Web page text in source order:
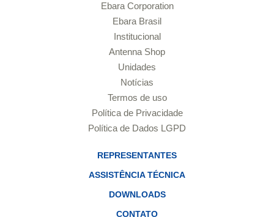
Ebara Corporation
Ebara Brasil
Institucional
Antenna Shop
Unidades
Notícias
Termos de uso
Política de Privacidade
Política de Dados LGPD
REPRESENTANTES
ASSISTÊNCIA TÉCNICA
DOWNLOADS
CONTATO